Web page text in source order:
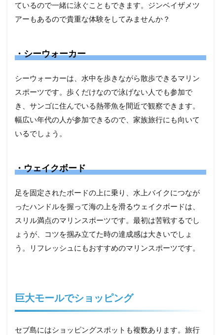
ているので一緒に泳ぐこともできます。ジンベイザメツ
アーもあるので貴重な体験をしてみませんか？
・シーウォーカー
シーウォーカーは、水中を歩きながら散歩できるマリン
スポーツです。歩くだけなので泳げない人でも参加で
き、サンゴに住んでいる熱帯魚を間近で観察できます。
幅広い年代の人が参加できるので、家族旅行にも向いて
いるでしょう。
・ウェイクボード
足を固定されたボードの上に乗り、水上バイクにつなが
ったハンドルを握って海の上を滑るウェイクボードは、
スリル満点のマリンスポーツです。最初は苦戦するでし
ょうが、コツを掴み立てた時の達成感は大きいでしょ
う。リフレッシュにもおすすめのマリンスポーツです。
巨大モールでショッピング
セブ島にはショッピングスポットも複数あります。旅行